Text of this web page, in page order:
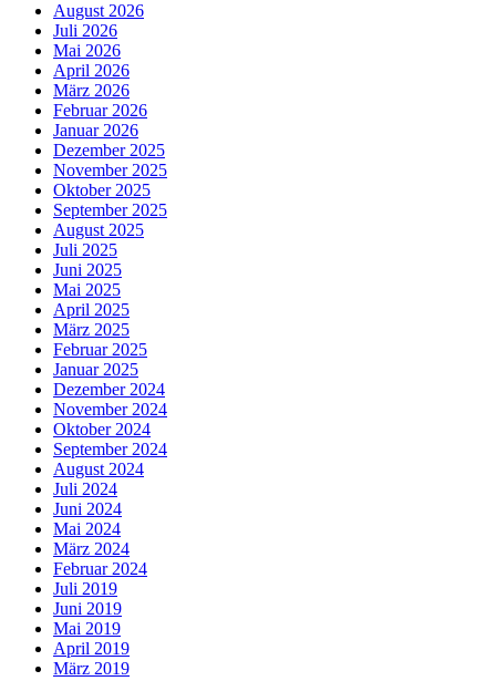
August 2026
Juli 2026
Mai 2026
April 2026
März 2026
Februar 2026
Januar 2026
Dezember 2025
November 2025
Oktober 2025
September 2025
August 2025
Juli 2025
Juni 2025
Mai 2025
April 2025
März 2025
Februar 2025
Januar 2025
Dezember 2024
November 2024
Oktober 2024
September 2024
August 2024
Juli 2024
Juni 2024
Mai 2024
März 2024
Februar 2024
Juli 2019
Juni 2019
Mai 2019
April 2019
März 2019